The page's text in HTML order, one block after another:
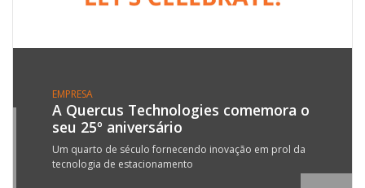
EMPRESA
A Quercus Technologies comemora o
seu 25º aniversário
Um quarto de século fornecendo inovação em prol da
tecnologia de estacionamento